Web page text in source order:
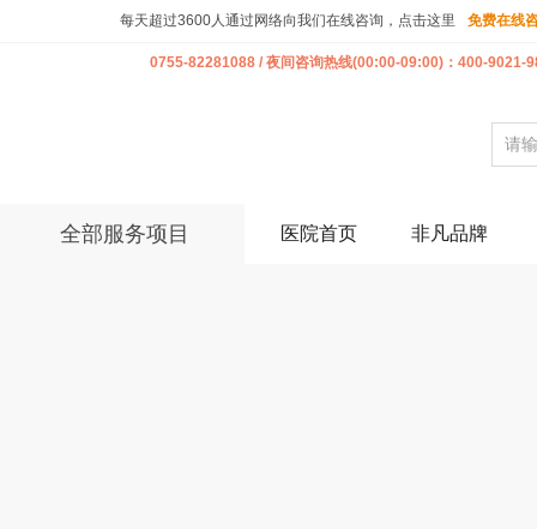
每天超过3600人通过网络向我们在线咨询，点击这里 免费在线
0755-82281088 / 夜间咨询热线(00:00-09:00)：400-9021-
全部服务项目 医院首页 非凡品牌